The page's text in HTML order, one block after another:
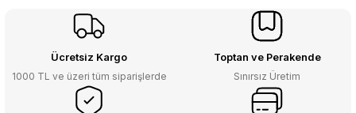
Ücretsiz Kargo
1000 TL ve üzeri tüm siparişlerde
Toptan ve Perakende
Sınırsız Üretim